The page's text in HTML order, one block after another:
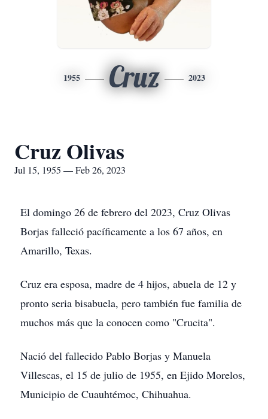
1955 Cruz 2023
Cruz Olivas
Jul 15, 1955 — Feb 26, 2023
El domingo 26 de febrero del 2023, Cruz Olivas
Borjas falleció pacíficamente a los 67 años, en
Amarillo, Texas.
Cruz era esposa, madre de 4 hijos, abuela de 12 y
pronto seria bisabuela, pero también fue familia de
muchos más que la conocen como "Crucita".
Nació del fallecido Pablo Borjas y Manuela
Villescas, el 15 de julio de 1955, en Ejido Morelos,
Municipio de Cuauhtémoc, Chihuahua.